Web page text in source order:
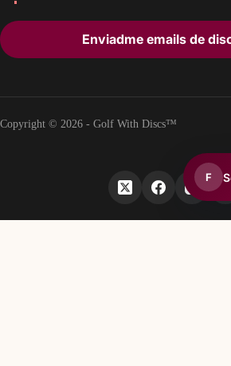
Enviadme emails de
Copyright © 2026 - Golf With Discs™
F